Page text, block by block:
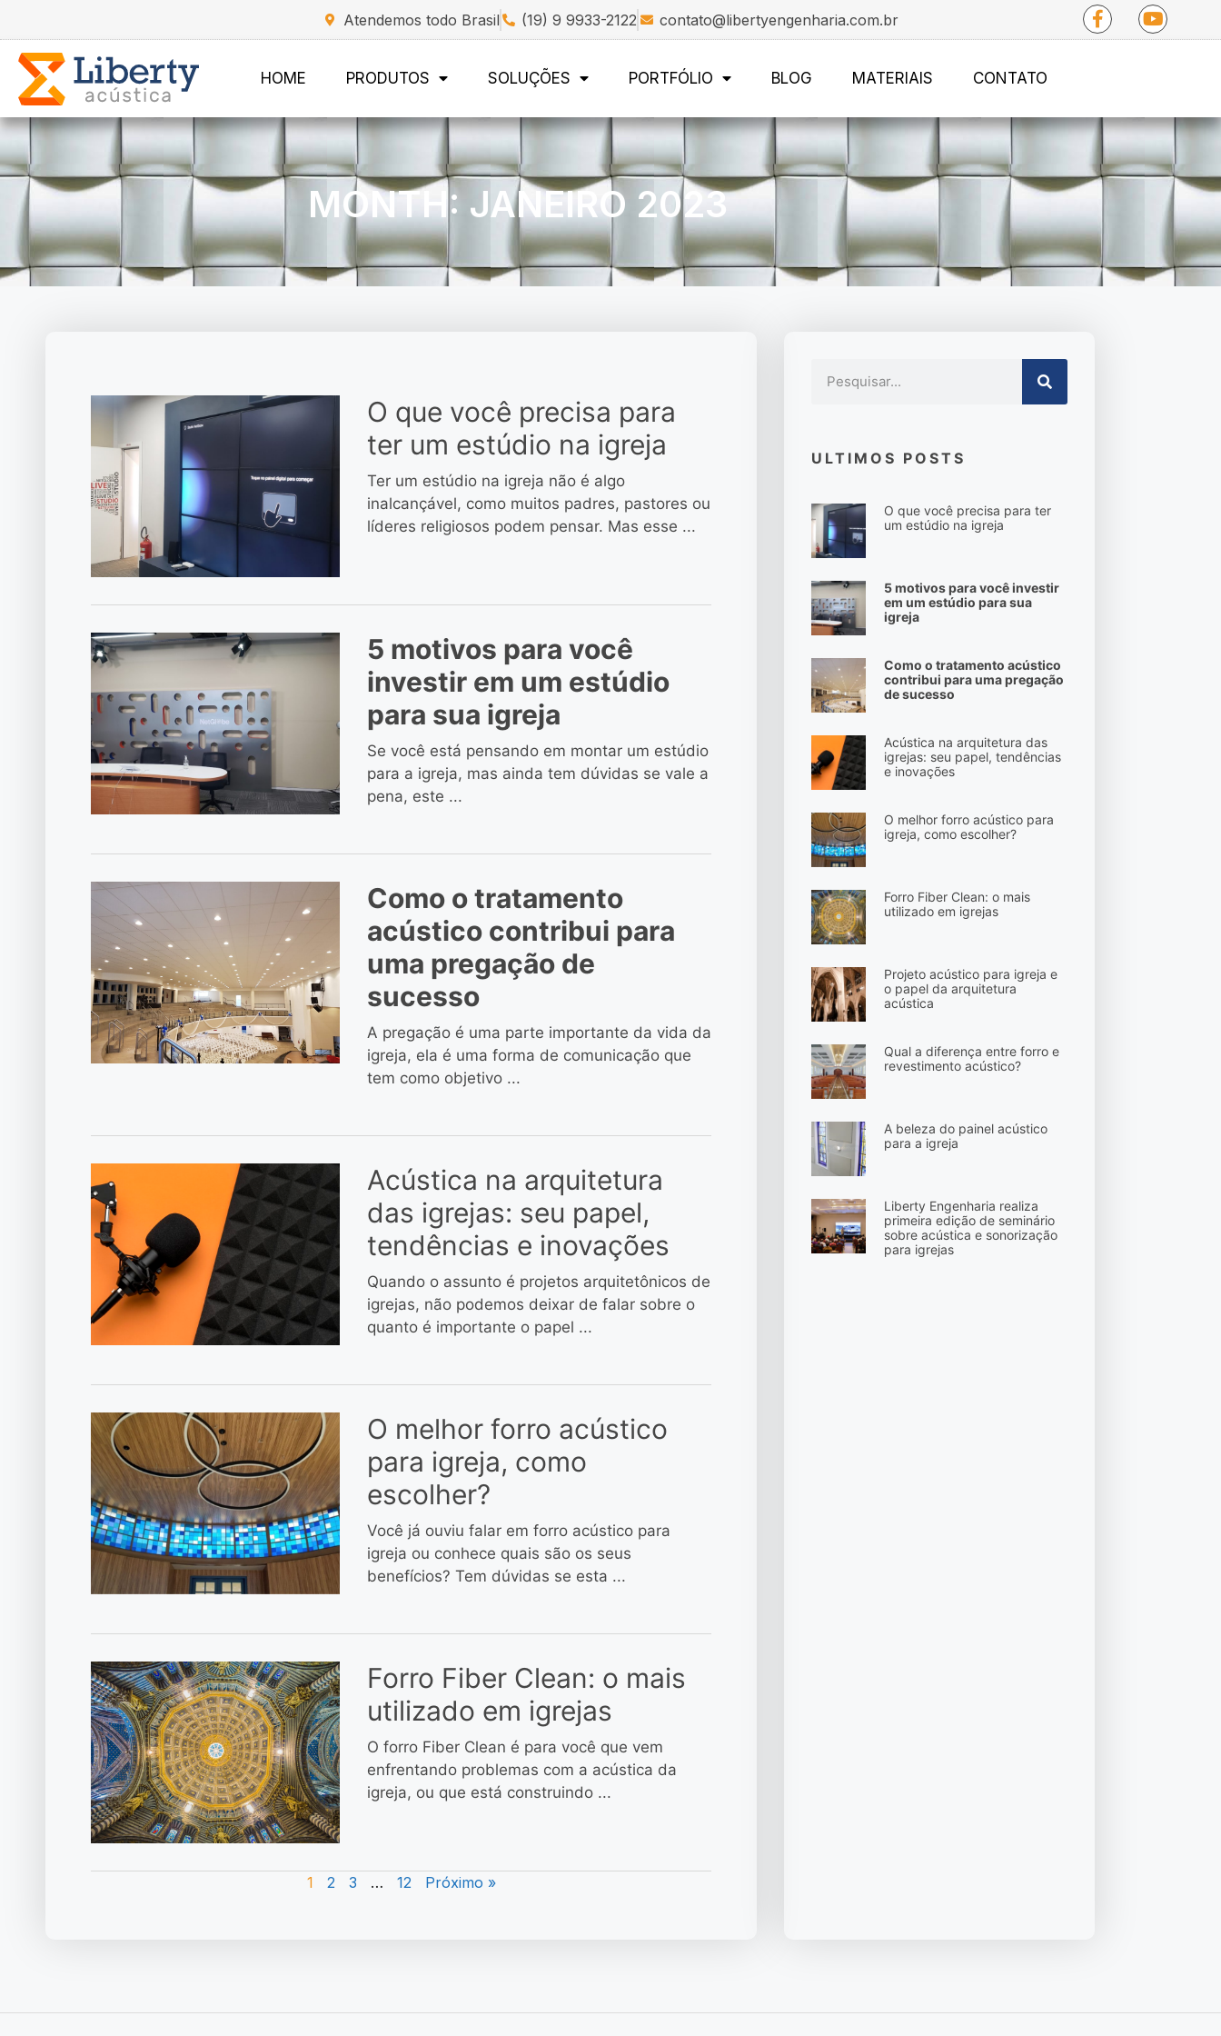
Atendemos todo Brasil (19) 9 9933-2122 contato@libertyengenharia.com.br
HOME PRODUTOS SOLUÇÕES PORTFÓLIO BLOG MATERIAIS CONTATO
MONTH: JANEIRO 2023
O que você precisa para
ter um estúdio na igreja
Ter um estúdio na igreja não é algo
inalcançável, como muitos padres, pastores ou
líderes religiosos podem pensar. Mas esse ...
5 motivos para você
investir em um estúdio
para sua igreja
Se você está pensando em montar um estúdio
para a igreja, mas ainda tem dúvidas se vale a
pena, este ...
Como o tratamento
acústico contribui para
uma pregação de
sucesso
A pregação é uma parte importante da vida da
igreja, ela é uma forma de comunicação que
tem como objetivo ...
Acústica na arquitetura
das igrejas: seu papel,
tendências e inovações
Quando o assunto é projetos arquitetônicos de
igrejas, não podemos deixar de falar sobre o
quanto é importante o papel ...
O melhor forro acústico
para igreja, como
escolher?
Você já ouviu falar em forro acústico para
igreja ou conhece quais são os seus
benefícios? Tem dúvidas se esta ...
Forro Fiber Clean: o mais
utilizado em igrejas
O forro Fiber Clean é para você que vem
enfrentando problemas com a acústica da
igreja, ou que está construindo ...
1 2 3 … 12 Próximo »
ULTIMOS POSTS
O que você precisa para ter
um estúdio na igreja
5 motivos para você investir
em um estúdio para sua
igreja
Como o tratamento acústico
contribui para uma pregação
de sucesso
Acústica na arquitetura das
igrejas: seu papel, tendências
e inovações
O melhor forro acústico para
igreja, como escolher?
Forro Fiber Clean: o mais
utilizado em igrejas
Projeto acústico para igreja e
o papel da arquitetura
acústica
Qual a diferença entre forro e
revestimento acústico?
A beleza do painel acústico
para a igreja
Liberty Engenharia realiza
primeira edição de seminário
sobre acústica e sonorização
para igrejas